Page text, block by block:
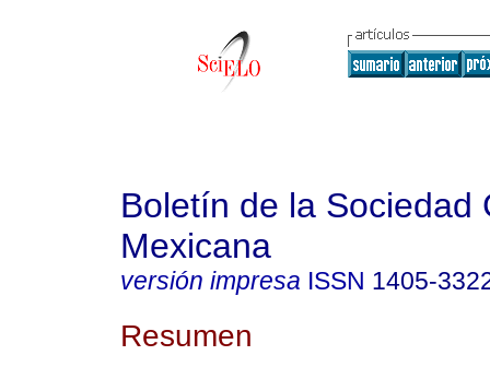
Boletín de la Sociedad
Mexicana
versión impresa ISSN 1405-
Resumen